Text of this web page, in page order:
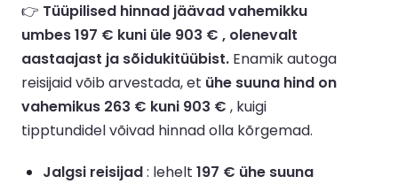
👉 Tüüpilised hinnad jäävad vahemikku
umbes 197 € kuni üle 903 € , olenevalt
aastaajast ja sõidukitüübist. Enamik autoga
reisijaid võib arvestada, et ühe suuna hind on
vahemikus 263 € kuni 903 € , kuigi
tipptundidel võivad hinnad olla kõrgemad.
Jalgsi reisijad: lehelt 197 € ühe suuna